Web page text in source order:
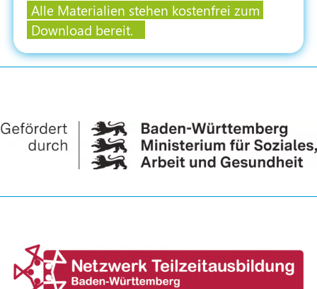
Alle Materialien stehen kostenfrei zum
Download bereit.